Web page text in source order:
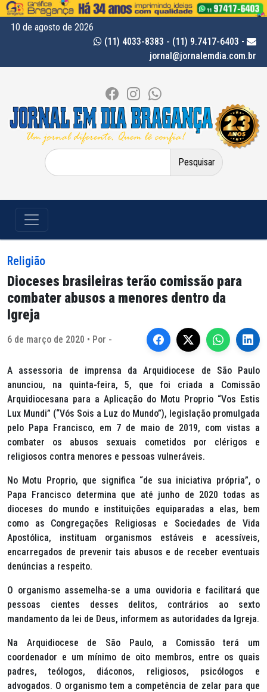
10 de agosto de 2026
(11) 4033-8383 - (11) 9.7417-6403 -
jornal@jornalemdia.com.br
Pesquisar
por:
Religião
Dioceses brasileiras terão comissão para
combater abusos a menores dentro da
Igreja
6 de março de 2020 • Por -
A assessoria de imprensa da Arquidiocese de São Paulo
anunciou, na quinta-feira, 5, que foi criada a Comissão
Arquidiocesana para a Aplicação do Motu Proprio “Vos Estis
Lux Mundi” (“Vós Sois a Luz do Mundo”), legislação promulgada
pelo Papa Francisco, em 7 de maio de 2019, com vistas a
combater os abusos sexuais cometidos por clérigos e
religiosos contra menores e pessoas vulneráveis.
No Motu Proprio, que significa “de sua iniciativa própria”, o
Papa Francisco determina que até junho de 2020 todas as
dioceses do mundo e instituições equiparadas a elas, bem
como as Congregações Religiosas e Sociedades de Vida
Apostólica, instituam organismos estáveis e acessíveis,
encarregados de prevenir tais abusos e de receber eventuais
denúncias a respeito.
O organismo assemelha-se a uma ouvidoria e facilitará que
pessoas cientes desses delitos, contrários ao sexto
mandamento da lei de Deus, informem as autoridades da Igreja.
Na Arquidiocese de São Paulo, a Comissão terá um
coordenador e um mínimo de oito membros, entre os quais
padres, teólogos, diáconos, religiosos, psicólogos e
advogados. O organismo tem a competência de zelar para que